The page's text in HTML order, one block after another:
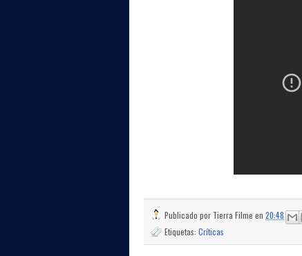
Publicado por Tierra Filme en 20:48
Etiquetas: Críticas